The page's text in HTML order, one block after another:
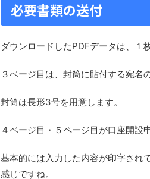
必要書類の送付
ダウンロードしたPDFデータは、１
３ページ目は、封筒に貼付する宛名
封筒は長形3号を用意します。
４ページ目・５ページ目が口座開設
基本的には入力した内容が印字され
感じですね。